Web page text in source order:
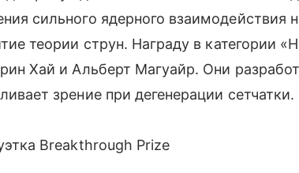
сильного ядерного взаимодействия
теории струн. Награду в категории
Хай и Альберт Магуайр. Они
зрение при дегенерации сетчатки.
Breakthrough Prize